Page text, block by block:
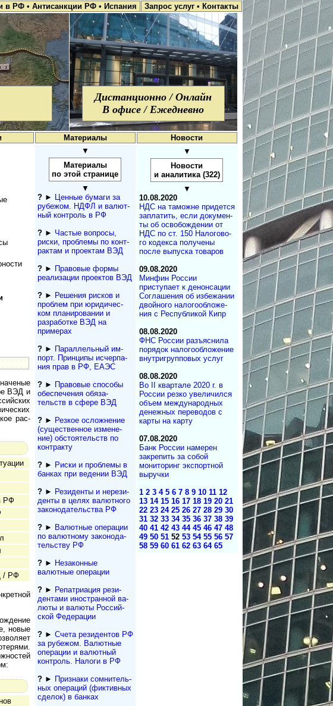
в РФ • Антисанкции РФ • Испания Запрос услуг • Контакты
Дистанционно / Онлайн
В офисе / Ежедневно
Материалы Новости
ВЭД и
рас­
РФ
/ РФ
новые
▼
Материалы
по этой странице
▼
?► Ценные бумаги за
рубежом. НДФЛ и ва­лют­
ный кон­т­роль в РФ
?► Частые вопросы,
рис­ки, проблемы по конт­
рактам и проектам ВЭД
?► Правовые формы
реализации проектов ВЭД
?► Решения рисков и
про­блем при юридичес­
ком планирова­нии и
разра­ботке ВЭД на
примерах
?► Параллельный им­
порт. Прин­ци­пы ис­чер­па­
ния прав в РФ, ЕАЭС
?► Правовые способы
обеспечения обяза­
тельств в сфере ВЭД
?► Резкое осложнение
(сущест­вен­ное измене­
ние) обсто­ятельств по
контракту
?► Риски и проблемы в
банках при ведении ВЭД
?► Резиденты и не­ре­зи­
ден­ты в целях валютного
за­ко­но­да­тель­ст­ва РФ
?► Валютные операции
по валютному за­ко­но­да­
тель­ст­ву РФ
?► Незаконные
валютные операции
?► Репатриация ре­зи­
ден­та­ми иностранной ва­
лю­ты и валюты Рос­сий­
ской Федерации
?► Счета резидентов РФ
за рубежом. Валютные
операции и валютный
контроль. Налоги в РФ
?► Признаки сомнитель­
ных операций (фиктивных
сделок) в банках
▼
Новости
и аналитика (322)
▼
10.08.2020
НДС на таможне придется
заплатить, если до­ку­мен­
ты об освобождении от
НДС по ст. 150 На­ло­го­во­
го кодекса получены
после выпуска товаров
09.08.2020
Минфин России
приступает к денонсации
Соглашения об избежании
двойного на­ло­го­об­ло­же­
ния с Республикой Кипр
08.08.2020
ФНС России разъяснила
порядок налогообложение
внутригрупповых услуг
08.08.2020
Во II квартале 2020 г. в
России резко увеличился
объем международных
денежных переводов с
карты на карту
07.08.2020
Банк России намерен
закрепить за собой
мониторинг экспортной
выручки
1 2 3 4 5 6 7 8 9 10 11 12
13 14 15 16 17 18 19 20 21
22 23 24 25 26 27 28 29 30
31 32 33 34 35 36 37 38 39
40 41 42 43 44 45 46 47 48
49 50 51 52 53 54 55 56 57
58 59 60 61 62 63 64 65